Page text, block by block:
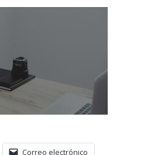
Correo electrónico